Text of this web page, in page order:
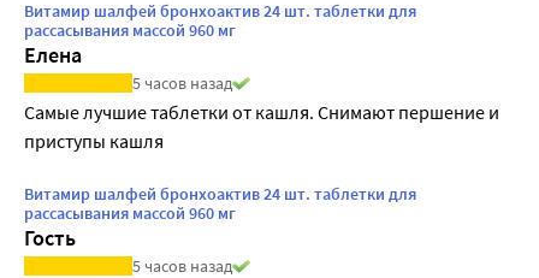
Витамир шалфей бронхоактив 24 шт. таблетки для
рассасывания массой 960 мг
Елена
5 часов назад
Самые лучшие таблетки от кашля. Снимают першение и
приступы кашля
Витамир шалфей бронхоактив 24 шт. таблетки для
рассасывания массой 960 мг
Гость
5 часов назад